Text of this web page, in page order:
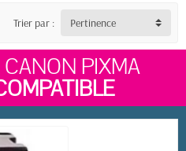
Trier par : Pertinence
PIXMA